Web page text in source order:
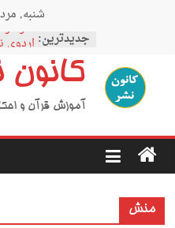
شنبه, مرداد
جدیدترین: اردوی
اردوی
اردوی
کانون
آموزش قرآن و
منش